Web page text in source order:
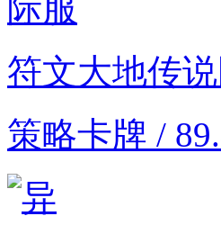
符文大地传
策略卡牌 /